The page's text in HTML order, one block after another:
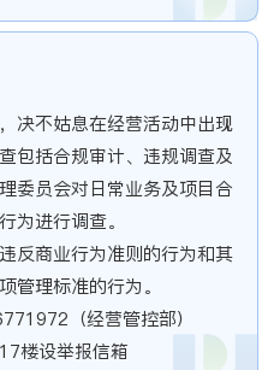
决不姑息在经营活动中出现
包括合规审计、违规调查及
委员会对日常业务及项目合
为进行调查。
反商业行为准则的行为和其
管理标准的行为。
（经营管控部）
楼设举报信箱